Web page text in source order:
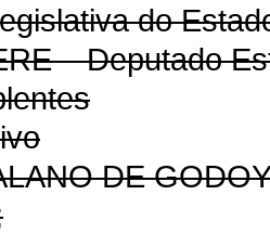
do
– Deputado
DE